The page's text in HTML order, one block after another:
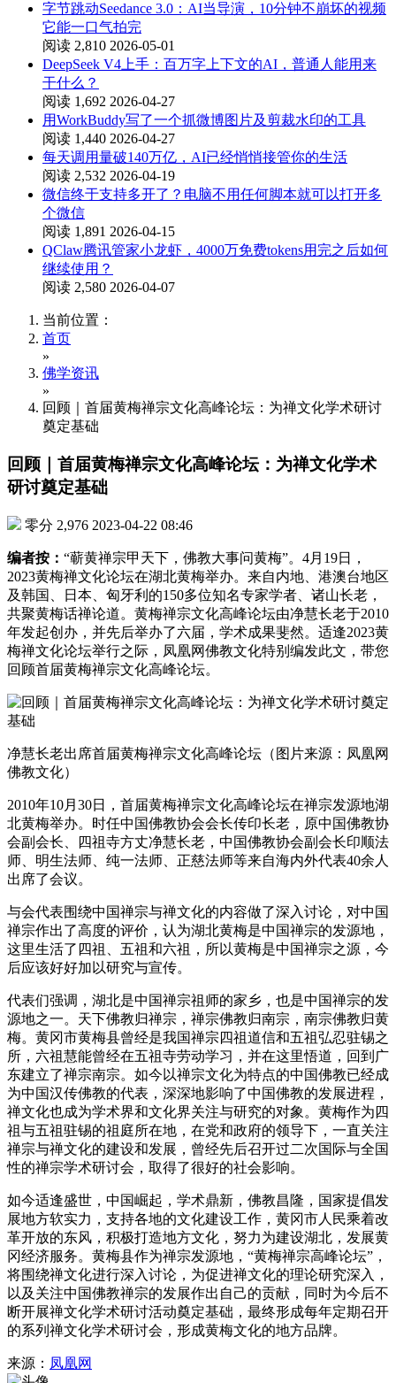
字节跳动Seedance 3.0：AI当导演，10分钟不崩坏的视频
它能一口气拍完
阅读 2,810 2026-05-01
DeepSeek V4上手：百万字上下文的AI，普通人能用来
干什么？
阅读 1,692 2026-04-27
用WorkBuddy写了一个抓微博图片及剪裁水印的工具
阅读 1,440 2026-04-27
每天调用量破140万亿，AI已经悄悄接管你的生活
阅读 2,532 2026-04-19
微信终于支持多开了？电脑不用任何脚本就可以打开多
个微信
阅读 1,891 2026-04-15
QClaw腾讯管家小龙虾，4000万免费tokens用完之后如何
继续使用？
阅读 2,580 2026-04-07
当前位置：
首页
»
佛学资讯
»
回顾｜首届黄梅禅宗文化高峰论坛：为禅文化学术研讨
奠定基础
回顾｜首届黄梅禅宗文化高峰论坛：为禅文化学术
研讨奠定基础
零分 2,976 2023-04-22 08:46
编者按： “蕲黄禅宗甲天下，佛教大事问黄梅”。4月19日，
2023黄梅禅文化论坛在湖北黄梅举办。来自内地、港澳台地区
及韩国、日本、匈牙利的150多位知名专家学者、诸山长老，
共聚黄梅话禅论道。黄梅禅宗文化高峰论坛由净慧长老于2010
年发起创办，并先后举办了六届，学术成果斐然。适逢2023黄
梅禅文化论坛举行之际，凤凰网佛教文化特别编发此文，带您
回顾首届黄梅禅宗文化高峰论坛。
净慧长老出席首届黄梅禅宗文化高峰论坛（图片来源：凤凰网
佛教文化）
2010年10月30日，首届黄梅禅宗文化高峰论坛在禅宗发源地湖
北黄梅举办。时任中国佛教协会会长传印长老，原中国佛教协
会副会长、四祖寺方丈净慧长老，中国佛教协会副会长印顺法
师、明生法师、纯一法师、正慈法师等来自海内外代表40余人
出席了会议。
与会代表围绕中国禅宗与禅文化的内容做了深入讨论，对中国
禅宗作出了高度的评价，认为湖北黄梅是中国禅宗的发源地，
这里生活了四祖、五祖和六祖，所以黄梅是中国禅宗之源，今
后应该好好加以研究与宣传。
代表们强调，湖北是中国禅宗祖师的家乡，也是中国禅宗的发
源地之一。天下佛教归禅宗，禅宗佛教归南宗，南宗佛教归黄
梅。黄冈市黄梅县曾经是我国禅宗四祖道信和五祖弘忍驻锡之
所，六祖慧能曾经在五祖寺劳动学习，并在这里悟道，回到广
东建立了禅宗南宗。如今以禅宗文化为特点的中国佛教已经成
为中国汉传佛教的代表，深深地影响了中国佛教的发展进程，
禅文化也成为学术界和文化界关注与研究的对象。黄梅作为四
祖与五祖驻锡的祖庭所在地，在党和政府的领导下，一直关注
禅宗与禅文化的建设和发展，曾经先后召开过二次国际与全国
性的禅宗学术研讨会，取得了很好的社会影响。
如今适逢盛世，中国崛起，学术鼎新，佛教昌隆，国家提倡发
展地方软实力，支持各地的文化建设工作，黄冈市人民乘着改
革开放的东风，积极打造地方文化，努力为建设湖北，发展黄
冈经济服务。黄梅县作为禅宗发源地，“黄梅禅宗高峰论坛”，
将围绕禅文化进行深入讨论，为促进禅文化的理论研究深入，
以及关注中国佛教禅宗的发展作出自己的贡献，同时为今后不
断开展禅文化学术研讨活动奠定基础，最终形成每年定期召开
的系列禅文化学术研讨会，形成黄梅文化的地方品牌。
来源： 凤凰网